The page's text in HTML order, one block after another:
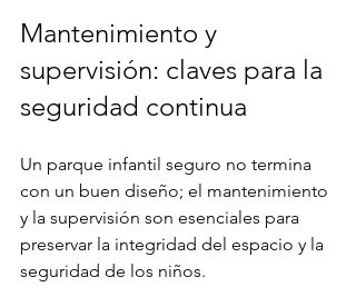
Mantenimiento y
supervisión: claves para la
seguridad continua
Un parque infantil seguro no termina
con un buen diseño; el mantenimiento
y la supervisión son esenciales para
preservar la integridad del espacio y la
seguridad de los niños.